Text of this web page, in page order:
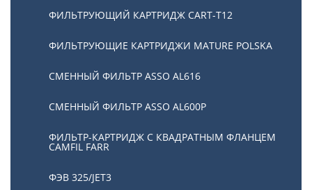
ФИЛЬТРУЮЩИЙ КАРТРИДЖ CART-T12
ФИЛЬТРУЮЩИЕ КАРТРИДЖИ MATURE POLSKA
СМЕННЫЙ ФИЛЬТР ASSO AL616
СМЕННЫЙ ФИЛЬТР ASSO AL600P
ФИЛЬТР-КАРТРИДЖ С КВАДРАТНЫМ ФЛАНЦЕМ
CAMFIL FARR
ФЭВ 325/JET3